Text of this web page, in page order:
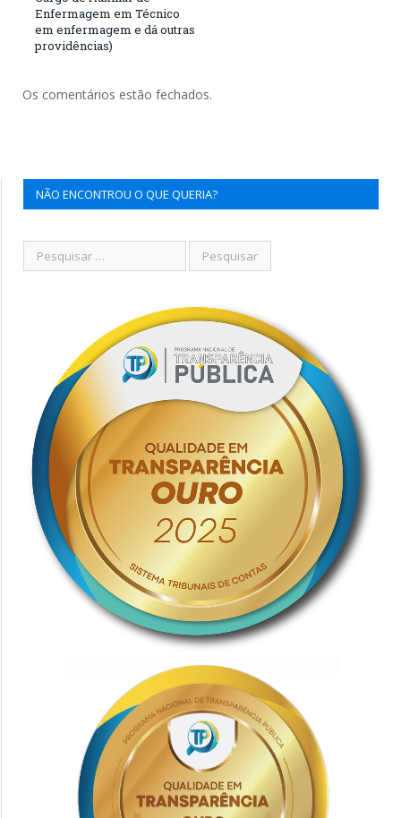
Enfermagem em Técnico
em enfermagem e dá outras
providências)
Os comentários estão fechados.
NÃO ENCONTROU O QUE QUERIA?